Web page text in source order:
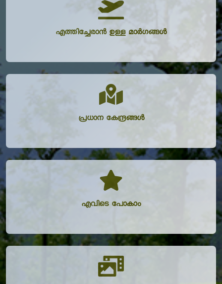
എത്തിച്ചേരാൻ ഉള്ള മാർഗങ്ങൾ
പ്രധാന കേന്ദ്രങ്ങൾ
എവിടെ പോകാം